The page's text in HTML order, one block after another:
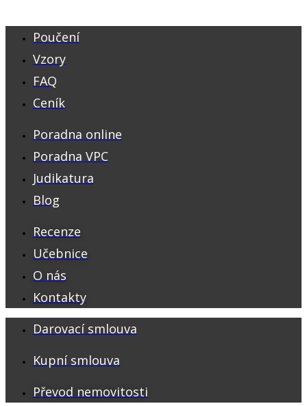
Poučení
Vzory
FAQ
Ceník
Poradna online
Poradna VPC
Judikatura
Blog
Recenze
Učebnice
O nás
Kontakty
Darovací smlouva
Kupní smlouva
Převod nemovitosti